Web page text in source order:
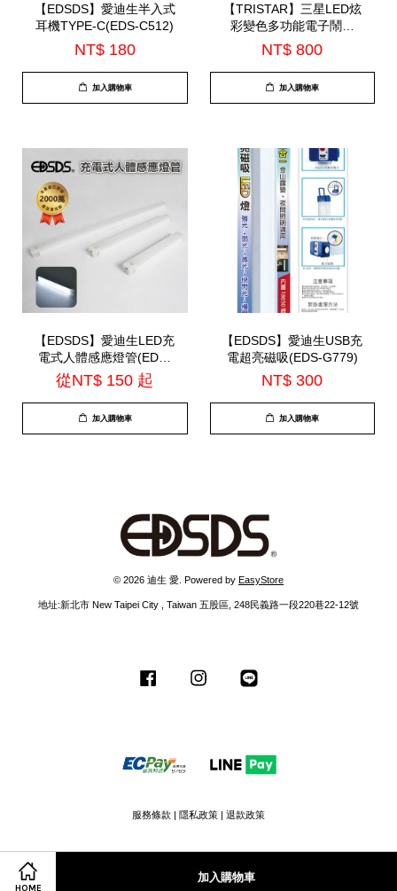
HOME
加入購物車
【EDSDS】愛迪生半入式
耳機TYPE-C(EDS-C512)
NT$ 180
加入購物車
【TRISTAR】三星LED炫
彩變色多功能電子鬧鐘
(TS-A2713)
NT$ 800
加入購物車
【EDSDS】愛迪生LED充
電式人體感應燈管(EDS-
G5020 / EDS-G3020 /
EDS-G2020)
從NT$ 150 起
加入購物車
【EDSDS】愛迪生USB充
電超亮磁吸(EDS-G779)
NT$ 300
加入購物車
© 2026 迪生 愛. Powered by EasyStore
地址:新北市 New Taipei City , Taiwan 五股區, 248民義路一段220巷22-12號
Facebook Instagram
服務條款 | 隱私政策 | 退款政策